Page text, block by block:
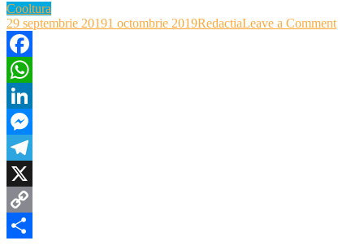
Cooltura
29 septembrie 20191 octombrie 2019RedactiaLeave a Commenton
Facebook
WhatsApp
LinkedIn
Messenger
Telegram
X
Copy